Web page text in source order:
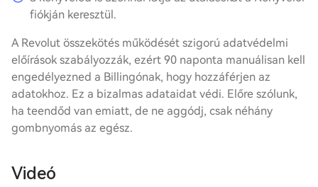
fiókján keresztül.
A Revolut összekötés működését szigorú adatvédelmi
előírások szabályozzák, ezért 90 naponta manuálisan kell
engedélyezned a Billingónak, hogy hozzáférjen az
adatokhoz. Ez a bizalmas adataidat védi. Előre szólunk,
ha teendőd van emiatt, de ne aggódj, csak néhány
gombnyomás az egész.
Videó